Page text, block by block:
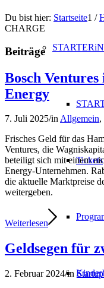
Tickets
Du bist hier: Startseite1 /
CHARGE
Beiträge
Bosch
Energy
7. Juli 2025/inAllgemein,
Frisches Geld für das
Ventures, die
beteiligt sich mit einem
Energy-Unternehmen.
die aktuelle Marktpreise
weitergeben.
Weiterlesen
Geldsegen für
2. Februar 2024/in